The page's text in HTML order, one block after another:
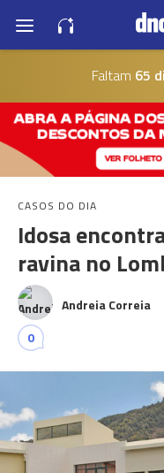
Faltam 65
CASOS DO DIA
Idosa
ravina no
Andreia Correia
0